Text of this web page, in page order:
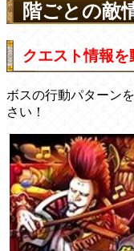
階ごとの敵
クエスト情報を
ボスの行動パターン
さい！